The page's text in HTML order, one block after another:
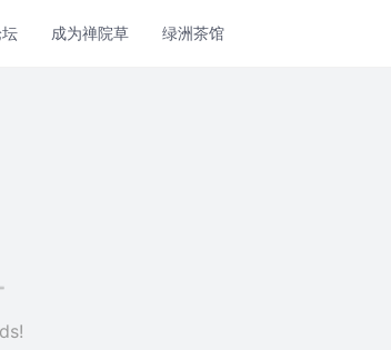
成为禅院草 绿洲茶馆